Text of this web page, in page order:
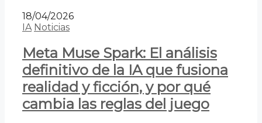
18/04/2026
IA Noticias
Meta Muse Spark: El análisis
definitivo de la IA que fusiona
realidad y ficción, y por qué
cambia las reglas del juego